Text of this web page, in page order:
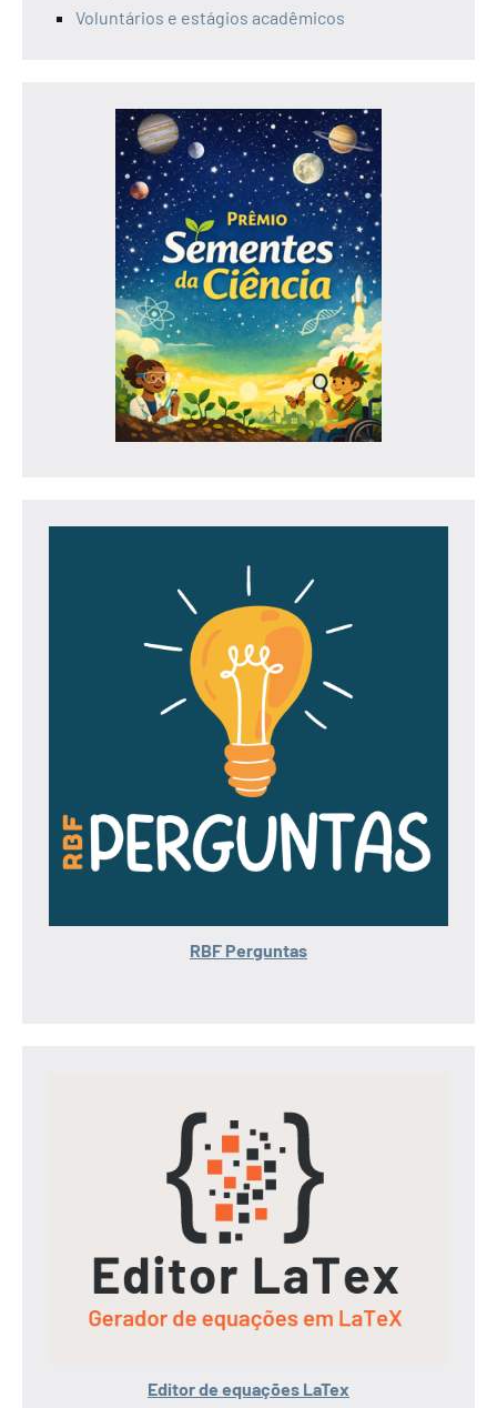
Voluntários e estágios acadêmicos
RBF Perguntas
Editor de equações LaTex